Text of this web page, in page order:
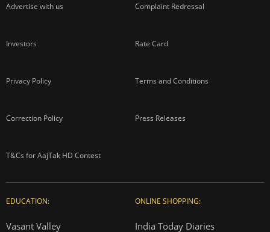
Advertise with us Complaint Redressal
Investors Rate Card
Privacy Policy Terms and Conditions
Correction Policy Press Releases
T&Cs for AajTak HD Contest
EDUCATION:
Vasant Valley
ONLINE SHOPPING:
India Today Diaries